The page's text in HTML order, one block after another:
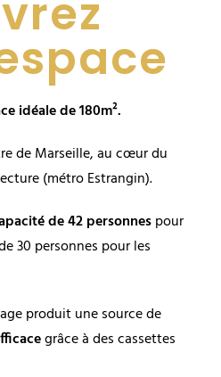
idéale de 180m².
de Marseille, au cœur du
(métro Estrangin).
de 42 personnespour
30 personnes pour les
produit une source de
grâce à des cassettes